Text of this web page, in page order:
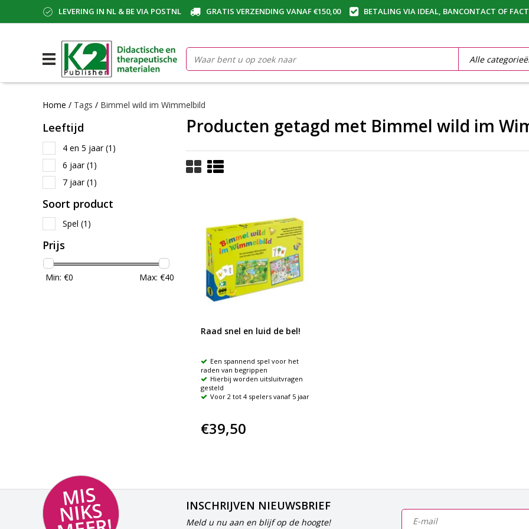
LEVERING IN NL & BE VIA POSTNL GRATIS VERZENDING VANAF €150,00 BETALING VIA IDEAL, BANCONTACT OF
Home / Tags / Bimmel wild im Wimmelbild
Leeftijd
4 en 5 jaar(1)
6 jaar(1)
7 jaar(1)
Soort product
Spel (1)
Prijs
Min: €0 Max: €40
Producten getagd met Bimmel wild im
Raad snel en luid de bel!
Een spannend spel voor het
raden van begrippen
Hierbij worden uitsluitvragen
gesteld
Voor 2 tot 4 spelers vanaf 5 jaar
€39,50
MI
S
NI
K
S
M
E
E INSCHRIJVEN NIEUWSBRIEF
Meld u nu aan en blijf op de hoogte!